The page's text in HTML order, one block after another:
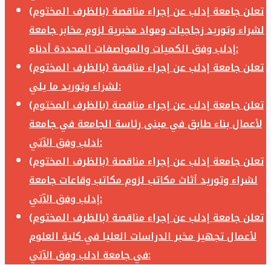
تعلن جامعة إدلب عن إجراء مناقصة (بالظرف المختوم)
لشراء وتوريد زجاجيات ومواد مخبرية لزوم مخابر جامعة
إدلب وفق الكميات والمواصفات المحددة أدناه:
تعلن جامعة إدلب عن إجراء مناقصة (بالظرف المختوم)
لشراء وتوريد ما يلي:
تعلن جامعة إدلب عن إجراء مناقصة (بالظرف المختوم)
لأعمال بناء طابق في مبنى رئاسة الجامعة في جامعة
ادلب وفق الآتي:
تعلن جامعة إدلب عن إجراء مناقصة (بالظرف المختوم)
لشراء وتوريد أثاث مكاتب لزوم مكاتب وقاعات جامعة
إدلب وفق الآتي:
تعلن جامعة إدلب عن إجراء مناقصة (بالظرف المختوم)
لأعمال تجهيز مخبر الدراسات العليا في كلية العلوم
في جامعة ادلب وفق الآتي: